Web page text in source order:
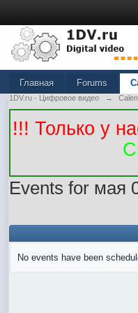
Главная Forums
1DV.ru - Цифровое видео →
!!! Только у
Events for мая
No events have been